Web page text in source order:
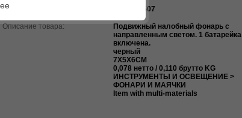
Артикул: MO-MO8507
Описание товара:
Подвижный налобный фонарь с
направленным светом. 1 батарейка
включена.
черный
7X5X6CM
0,078 нетто / 0,110 брутто KG
ИНСТРУМЕНТЫ И ОСВЕЩЕНИЕ >
ФОНАРИ И МАЯЧКИ
Item with multi-materials